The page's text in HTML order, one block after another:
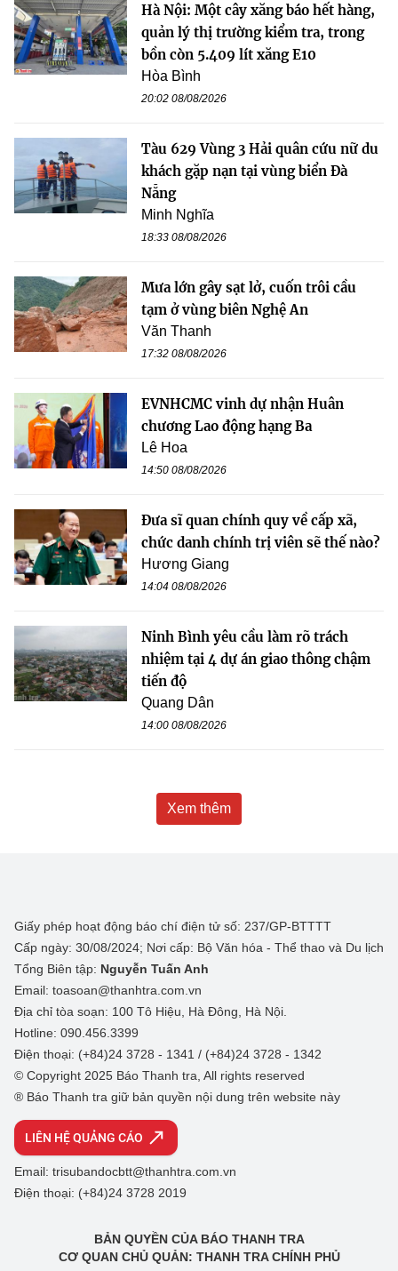
Hà Nội: Một cây xăng báo hết hàng,
quản lý thị trường kiểm tra, trong
bồn còn 5.409 lít xăng E10
Hòa Bình
20:02 08/08/2026
Tàu 629 Vùng 3 Hải quân cứu nữ du
khách gặp nạn tại vùng biển Đà
Nẵng
Minh Nghĩa
18:33 08/08/2026
Mưa lớn gây sạt lở, cuốn trôi cầu
tạm ở vùng biên Nghệ An
Văn Thanh
17:32 08/08/2026
EVNHCMC vinh dự nhận Huân
chương Lao động hạng Ba
Lê Hoa
14:50 08/08/2026
Đưa sĩ quan chính quy về cấp xã,
chức danh chính trị viên sẽ thế nào?
Hương Giang
14:04 08/08/2026
Ninh Bình yêu cầu làm rõ trách
nhiệm tại 4 dự án giao thông chậm
tiến độ
Quang Dân
14:00 08/08/2026
Xem thêm
Giấy phép hoạt động báo chí điện tử số: 237/GP-BTTTT
Cấp ngày: 30/08/2024; Nơi cấp: Bộ Văn hóa - Thể thao và Du lịch
Tổng Biên tập: Nguyễn Tuấn Anh
Email: toasoan@thanhtra.com.vn
Địa chỉ tòa soạn: 100 Tô Hiệu, Hà Đông, Hà Nội.
Hotline: 090.456.3399
Điện thoại: (+84)24 3728 - 1341 / (+84)24 3728 - 1342
© Copyright 2025 Báo Thanh tra, All rights reserved
® Báo Thanh tra giữ bản quyền nội dung trên website này
LIÊN HỆ QUẢNG CÁO
Email: trisubandocbtt@thanhtra.com.vn
Điện thoại: (+84)24 3728 2019
BẢN QUYỀN CỦA BÁO THANH TRA
CƠ QUAN CHỦ QUẢN: THANH TRA CHÍNH PHỦ